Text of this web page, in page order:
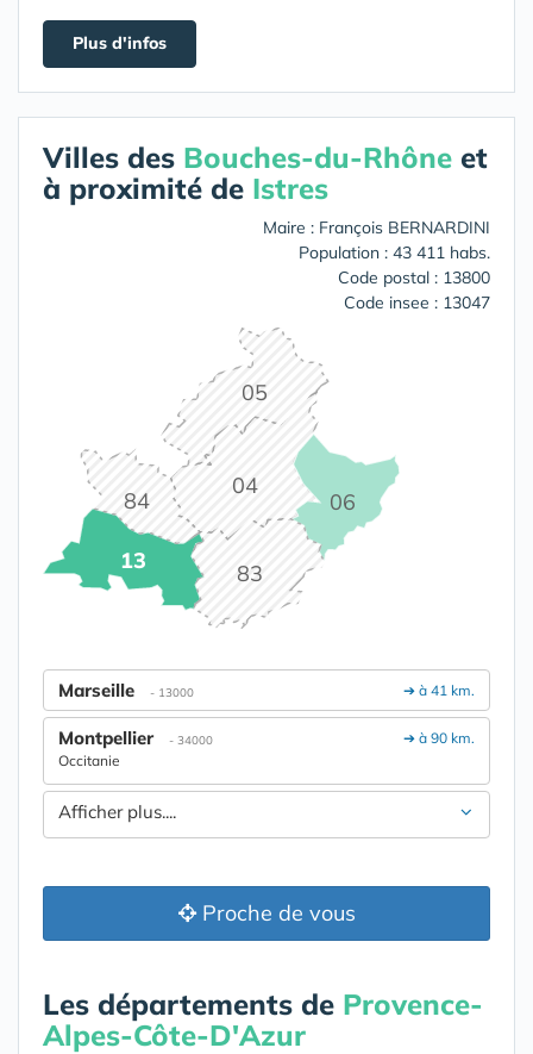
Plus d'infos
Villes des Bouches-du-Rhône et
à proximité de Istres
Maire : François BERNARDINI
Population : 43 411 habs.
Code postal : 13800
Code insee : 13047
04
05
06
13 83
84
➔ à 41 km.
Marseille - 13000
➔ à 90 km.
Montpellier - 34000
Occitanie
Afficher plus....
Proche de vous
Les départements de Provence-
Alpes-Côte-D'Azur